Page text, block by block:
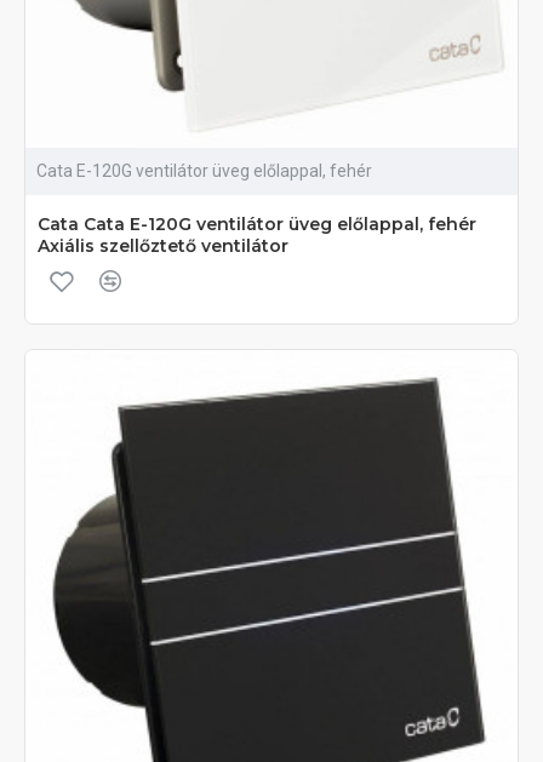
Cata E-120G ventilátor üveg előlappal, fehér
Cata Cata E-120G ventilátor üveg előlappal, fehér
Axiális szellőztető ventilátor